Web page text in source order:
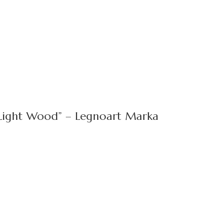
Wood” – Legnoart Marka